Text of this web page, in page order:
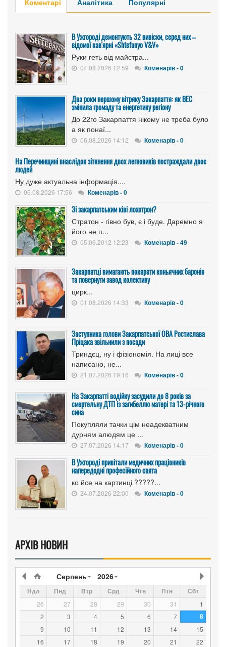
Коментарі Аналітика Популярні
В Ужгороді демонтують 32 вивіски, серед них –
відомої кав'ярні «Shtefanyo V&V»
Руки геть від майстра...
04.08.2026 12:59 Коменарів - 0
Два роки першому вітряку Закарпаття: як ВЕС
змінила громаду та енергетику регіону
До 22го Закарпаття нікому не треба було
а як понаї...
06.08.2026 14:12 Коменарів - 0
На Перечинщині внаслідок зіткнення двох легковиків постраждали двоє
людей
Ну дуже актуальна інформація....
06.08.2026 17:56 Коменарів - 0
Зі закарпатським ківі лохотрон?
Стратон - гівно був, є і буде. Даремно я
його не п...
05.06.2012 12:23 Коменарів - 49
Закарпатці вимагають покарати коньячних баронів
та повернути завод колективу
цирк...
01.08.2026 14:33 Коменарів - 0
Заступника голови Закарпатської ОВА Ростислава
Пріцака звільнили з посади
Триндєц, ну і фізіономія. На лиці все
написано, не...
21.07.2026 19:16 Коменарів - 0
На Закарпатті водійку засудили до 8 років за
смертельну ДТП із загибеллю матері та 13-річного
сина
Покупляли тачки цім неадекватним
дурням алюдям це ...
27.07.2026 14:17 Коменарів - 0
В Ужгороді привітали медичних працівників
напередодні професійного свята
ко йсе на картинці ?????...
24.07.2026 22:00 Коменарів - 0
АРХІВ НОВИН
Серпень 2026
Ндл Пнд Втр Срд Чтв Птн Сбт
26 27 28 29 30 31
1
2
3 4 5 6 7 8
9 10 11 12 13 14
15
16
17 18 19 20 21
22